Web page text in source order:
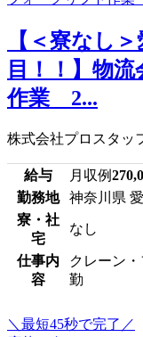
【＜寮なし
目！！】物
作業 2...
株式会社プロスタッ
給与 月収例
勤務地
神奈川県
寮・社
宅
なし
仕事内
容
クレーン
勤
＼最短45秒で完了／